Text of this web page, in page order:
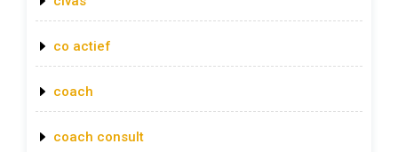
co actief
coach
coach consult